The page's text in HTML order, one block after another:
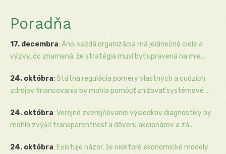
Poradňa
17. decembra: Áno, každá organizácia má jedinečné ciele a
výzvy, čo znamená, že stratégia musí byť upravená na mie...
24. októbra: Štátna regulácia pomery vlastných a cudzích
zdrojov financovania by mohla pomôcť znižovať systémové ...
24. októbra: Verejné zverejňovanie výsledkov diagnostiky by
mohlo zvýšiť transparentnosť a dôveru akcionárov a zá...
24. októbra: Existuje názor, že niektoré ekonomické modely